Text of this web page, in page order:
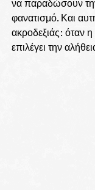
να παραδώσουν
φανατισμό. Και
ακροδεξιάς: όταν
επιλέγει την